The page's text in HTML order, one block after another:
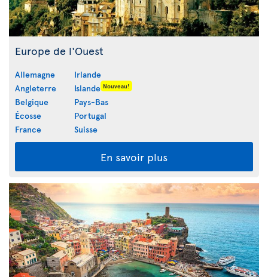
Europe de l'Ouest
Allemagne
Angleterre
Belgique
Écosse
France
Irlande
Islande Nouveau!
Pays-Bas
Portugal
Suisse
En savoir plus